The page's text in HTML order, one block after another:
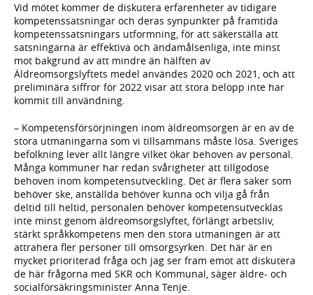
Vid mötet kommer de diskutera erfarenheter av tidigare
kompetenssatsningar och deras synpunkter på framtida
kompetenssatsningars utformning, för att säkerställa att
satsningarna är effektiva och ändamålsenliga, inte minst
mot bakgrund av att mindre än hälften av
Äldreomsorgslyftets medel användes 2020 och 2021, och att
preliminära siffror för 2022 visar att stora belopp inte har
kommit till användning.
– Kompetensförsörjningen inom äldreomsorgen är en av de
stora utmaningarna som vi tillsammans måste lösa. Sveriges
befolkning lever allt längre vilket ökar behoven av personal.
Många kommuner har redan svårigheter att tillgodose
behoven inom kompetensutveckling. Det är flera saker som
behöver ske, anställda behöver kunna och vilja gå från
deltid till heltid, personalen behöver kompetensutvecklas
inte minst genom äldreomsorgslyftet, förlängt arbetsliv,
stärkt språkkompetens men den stora utmaningen är att
attrahera fler personer till omsorgsyrken. Det här är en
mycket prioriterad fråga och jag ser fram emot att diskutera
de här frågorna med SKR och Kommunal, säger äldre- och
socialförsäkringsminister Anna Tenje.